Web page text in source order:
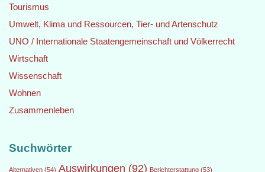
Tourismus
Umwelt, Klima und Ressourcen, Tier- und Artenschutz
UNO / Internationale Staatengemeinschaft und Völkerrecht
Wirtschaft
Wissenschaft
Wohnen
Zusammenleben
Suchwörter
Alternativen (54) Auswirkungen (92) Berichterstattung (53)